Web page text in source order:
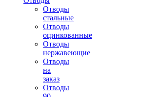
Отводы
стальные
Отводы
оцинкованные
Отводы
нержавеющие
Отводы
на
заказ
Отводы